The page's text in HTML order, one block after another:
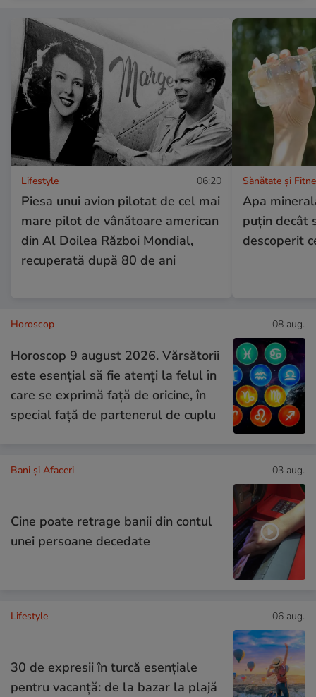
Lifestyle 06:20
Piesa unui avion pilotat de cel mai
mare pilot de vânătoare american
din Al Doilea Război Mondial,
recuperată după 80 de ani
Sănătate și
Apa
puțin decât
descoperit
Horoscop 08 aug.
Horoscop 9 august 2026. Vărsătorii
este esențial să fie atenți la felul în
care se exprimă față de oricine, în
special față de partenerul de cuplu
Bani și Afaceri 03 aug.
Cine poate retrage banii din contul
unei persoane decedate
Lifestyle 06 aug.
30 de expresii în turcă esențiale
pentru vacanță: de la bazar la plajă